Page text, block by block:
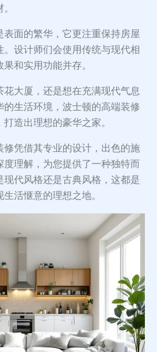
面的繁华，它更注重保持房屋
设计师们会使用传统与现代相
和实用功能并存。
大厦，还是想在充满现代气息
生活环境，波士顿的高端装修
造出理想的豪华之家。
凭借其专业的设计，出色的施
理解，为您提供了一种独特而
代风格还是古典风格，这都是
活惬意的理想之地。